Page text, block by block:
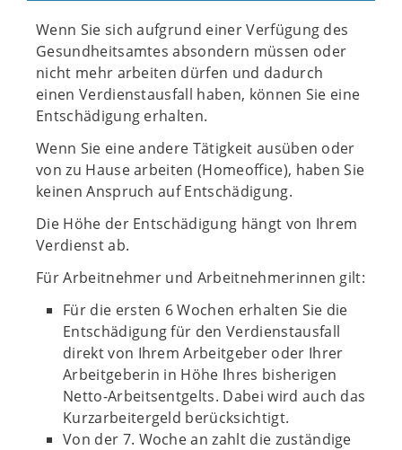
Wenn Sie sich aufgrund einer Verfügung des
Gesundheitsamtes absondern müssen oder
nicht mehr arbeiten dürfen und dadurch
einen Verdienstausfall haben, können Sie eine
Entschädigung erhalten.
Wenn Sie eine andere Tätigkeit ausüben oder
von zu Hause arbeiten (Homeoffice), haben Sie
keinen Anspruch auf Entschädigung.
Die Höhe der Entschädigung hängt von Ihrem
Verdienst ab.
Für Arbeitnehmer und Arbeitnehmerinnen gilt:
Für die ersten 6 Wochen erhalten Sie die
Entschädigung für den Verdienstausfall
direkt von Ihrem Arbeitgeber oder Ihrer
Arbeitgeberin in Höhe Ihres bisherigen
Netto-Arbeitsentgelts. Dabei wird auch das
Kurzarbeitergeld berücksichtigt.
Von der 7. Woche an zahlt die zuständige